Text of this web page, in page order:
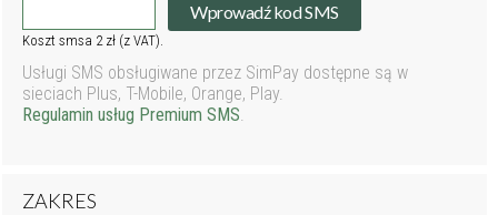
Wprowadź kod SMS
Koszt smsa 2 zł (z VAT).
Usługi SMS obsługiwane przez SimPay dostępne są w
sieciach Plus, T-Mobile, Orange, Play.
Regulamin usług Premium SMS.
ZAKRES